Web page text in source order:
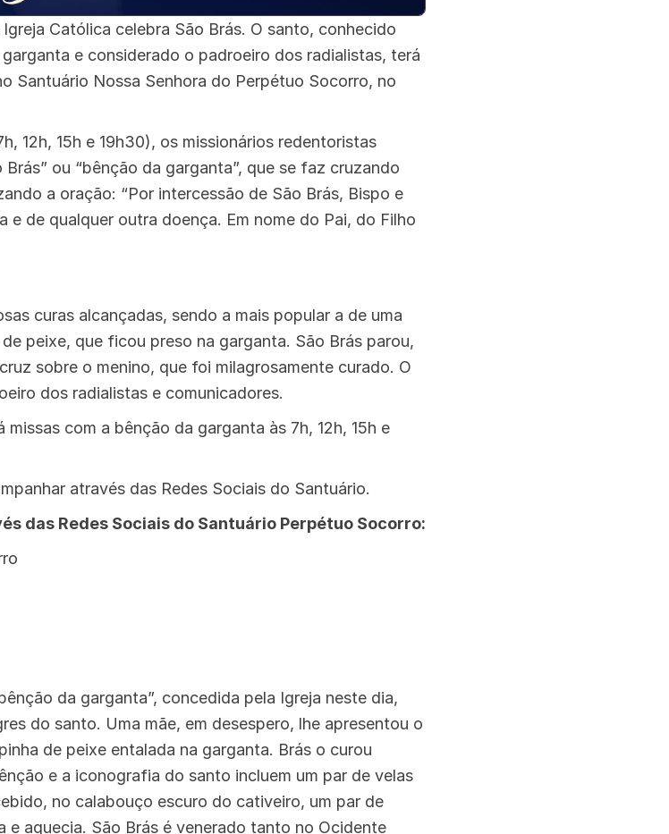
Católica celebra São Brás. O santo, conhecido
e considerado o padroeiro dos radialistas, terá
Santuário Nossa Senhora do Perpétuo Socorro, no
12h, 15h e 19h30), os missionários redentoristas
ou “bênção da garganta”, que se faz cruzando
a oração: “Por intercessão de São Brás, Bispo e
de qualquer outra doença. Em nome do Pai, do Filho
curas alcançadas, sendo a mais popular a de uma
peixe, que ficou preso na garganta. São Brás parou,
sobre o menino, que foi milagrosamente curado. O
dos radialistas e comunicadores.
com a bênção da garganta às 7h, 12h, 15h e
através das Redes Sociais do Santuário.
das Redes Sociais do Santuário Perpétuo Socorro:
da garganta”, concedida pela Igreja neste dia,
do santo. Uma mãe, em desespero, lhe apresentou o
de peixe entalada na garganta. Brás o curou
e a iconografia do santo incluem um par de velas
no calabouço escuro do cativeiro, um par de
e aquecia. São Brás é venerado tanto no Ocidente